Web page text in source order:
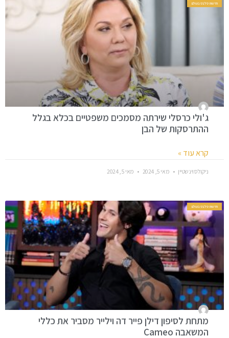
חדשות סלבס בעולם
ג'ולי כרסלי שירתה מסמכים משפטיים בכלא בגלל
ההתרסקות של הבן
קרא עוד »
ניקולס וינשטיין מאי 5, 2024 מאי 5, 2024
חדשות סלבס בעולם
מתחת לסיפון דילן פייר דה וילייר מסביר את כללי
המשאבה Cameo